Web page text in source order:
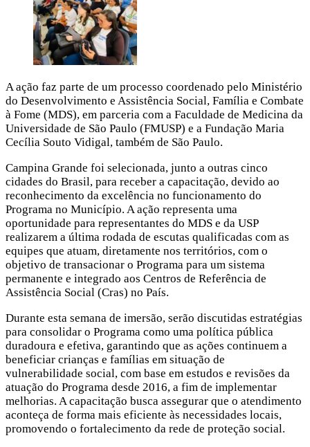
A ação faz parte de um processo coordenado pelo Ministério
do Desenvolvimento e Assistência Social, Família e Combate
à Fome (MDS), em parceria com a Faculdade de Medicina da
Universidade de São Paulo (FMUSP) e a Fundação Maria
Cecília Souto Vidigal, também de São Paulo.
Campina Grande foi selecionada, junto a outras cinco
cidades do Brasil, para receber a capacitação, devido ao
reconhecimento da excelência no funcionamento do
Programa no Município. A ação representa uma
oportunidade para representantes do MDS e da USP
realizarem a última rodada de escutas qualificadas com as
equipes que atuam, diretamente nos territórios, com o
objetivo de transacionar o Programa para um sistema
permanente e integrado aos Centros de Referência de
Assistência Social (Cras) no País.
Durante esta semana de imersão, serão discutidas estratégias
para consolidar o Programa como uma política pública
duradoura e efetiva, garantindo que as ações continuem a
beneficiar crianças e famílias em situação de
vulnerabilidade social, com base em estudos e revisões da
atuação do Programa desde 2016, a fim de implementar
melhorias. A capacitação busca assegurar que o atendimento
aconteça de forma mais eficiente às necessidades locais,
promovendo o fortalecimento da rede de proteção social.